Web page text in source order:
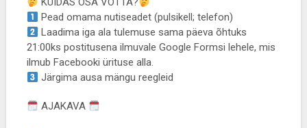
Pead omama nutiseadet (pulsikell; telefon)
Laadima iga ala tulemuse sama päeva õhtuks
21:00ks postitusena ilmuvale Google Formsi lehele, mis
ilmub Facebooki ürituse alla.
Järgima ausa mängu reegleid
AJAKAVA